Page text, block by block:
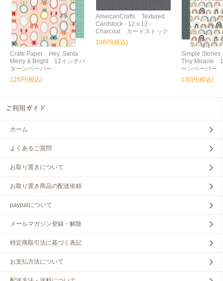
Crate Paper Hey, Santa
Merry & Bright 12インチパ
ターンペーパー
125円(税込)
AmeicanCrafts Textured
Cardstock - 12 x 12 -
Charcoal カードストック
100円(税込)
Simple
Tiny Miracle
ーンペーパー
130円(税込)
ホーム
よくあるご質問
お取り置きについて
お取り置き商品の配送依頼
paypalについて
メールマガジン登録・解除
特定商取引法に基づく表記
お支払方法について